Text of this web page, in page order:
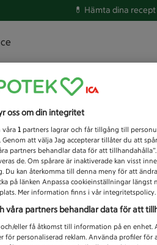
💊 Hämta dina
letar du efter idag?
oss om din integritet
våra 1 partners lagrar och får tillgång till
Genom att välja Jag accepterar tillåter du att
partners behandlar data för att
de. Om spårare är inaktiverade kan visst
Du kan återkomma till denna meny för att
på länken Anpassa cookieinställningar
Mer information finns i vår integritetspolicy.
våra partners behandlar data för att
och/eller få åtkomst till information på en enhet.
för personaliserad reklam. Använda profiler för